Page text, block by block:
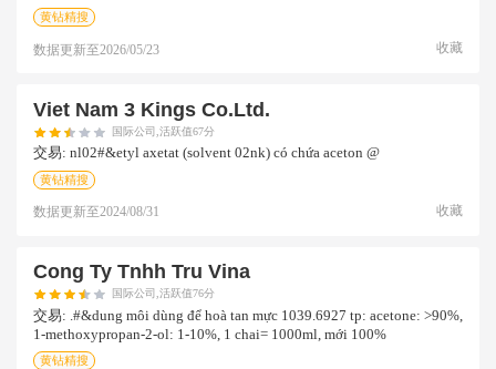
黄钻精搜
数据更新至2026/05/23 收藏
Viet Nam 3 Kings Co.ltd.
国际公司,活跃值67分
交易: nl02#&etyl axetat (solvent 02nk) có chứa aceton @
黄钻精搜
数据更新至2024/08/31 收藏
Cong Ty Tnhh Tru Vina
国际公司,活跃值76分
交易: .#&dung môi dùng để hoà tan mực 1039.6927 tp: acetone: >90%,
1-methoxypropan-2-ol: 1-10%, 1 chai= 1000ml, mới 100%
黄钻精搜